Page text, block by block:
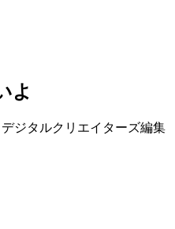
よ
デジタルクリエイターズ編集